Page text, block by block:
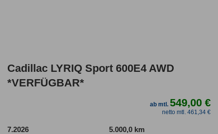
Cadillac LYRIQ Sport 600E4 AWD
*VERFÜGBAR*
ab mtl.549,00 €
netto mtl. 461,34 €
7.2026 5.000,0 km